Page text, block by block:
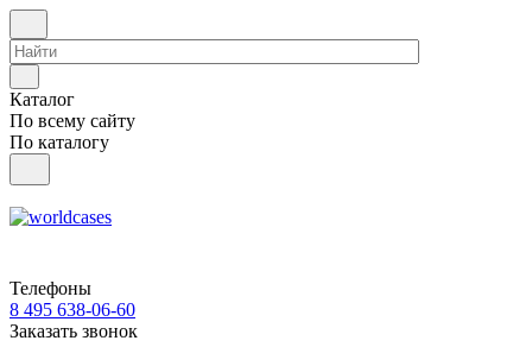
Каталог
По всему сайту
По каталогу
Телефоны
8 495 638-06-60
Заказать звонок